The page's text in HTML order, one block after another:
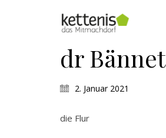
dr Bännet
2. Januar 2021
die Flur